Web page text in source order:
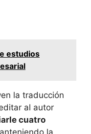
estudios
la traducción
al autor
cuatro
la